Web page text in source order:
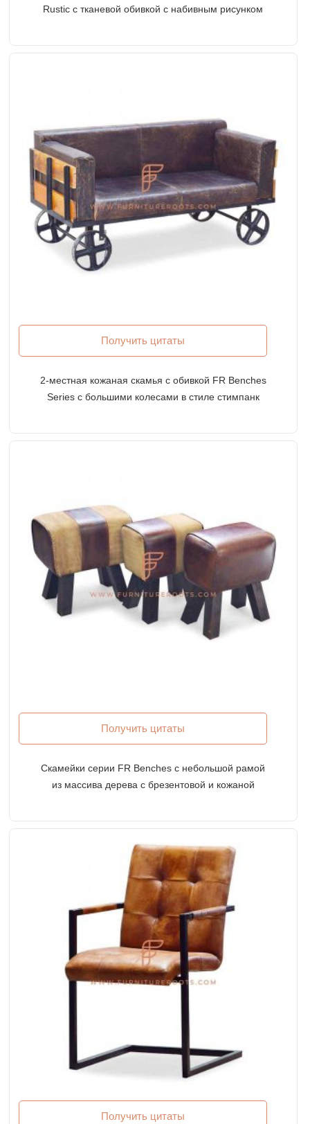
Rustic с тканевой обивкой с набивным рисунком
Получить цитаты
2-местная кожаная скамья с обивкой FR Benches
Series с большими колесами в стиле стимпанк
Получить цитаты
Скамейки серии FR Benches с небольшой рамой
из массива дерева с брезентовой и кожаной
Получить цитаты